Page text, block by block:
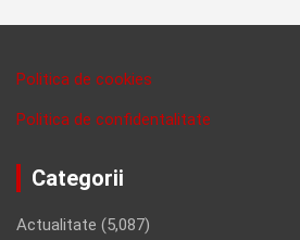
Politica de cookies
Politica de confidentalitate
Categorii
Actualitate (5,087)